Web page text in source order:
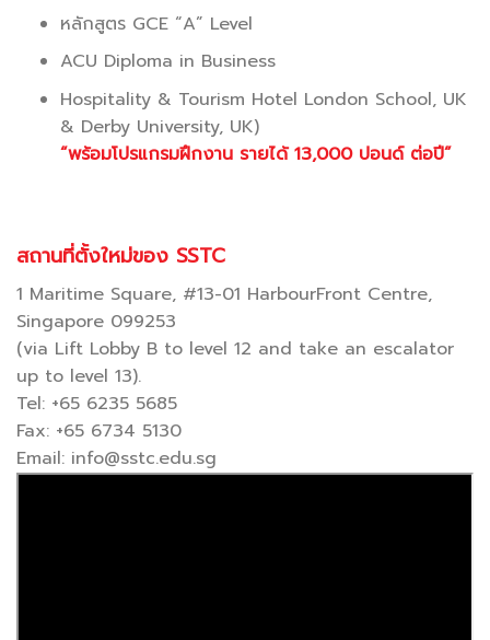
หลักสูตร GCE “A” Level
ACU Diploma in Business
Hospitality & Tourism Hotel London School, UK
& Derby University, UK)
“พร้อมโปรแกรมฝึกงาน รายได้ 13,000 ปอนด์ ต่อปี”
สถานที่ตั้งใหม่ของ SSTC
1 Maritime Square, #13-01 HarbourFront Centre,
Singapore 099253
(via Lift Lobby B to level 12 and take an escalator
up to level 13).
Tel: +65 6235 5685
Fax: +65 6734 5130
Email: info@sstc.edu.sg